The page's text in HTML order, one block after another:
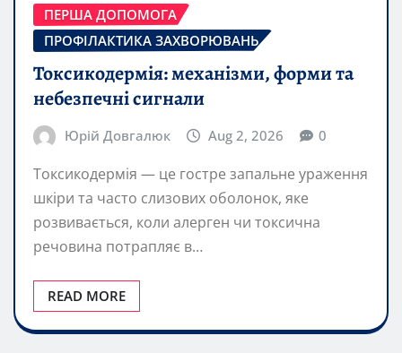
ПЕРША ДОПОМОГА
ПРОФІЛАКТИКА ЗАХВОРЮВАНЬ
Токсикодермія: механізми, форми та
небезпечні сигнали
Юрій Довгалюк Aug 2, 2026 0
Токсикодермія — це гостре запальне ураження
шкіри та часто слизових оболонок, яке
розвивається, коли алерген чи токсична
речовина потрапляє в…
READ MORE